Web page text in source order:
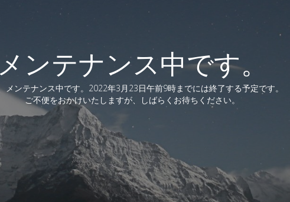
ンテナンス中です。
メンテナンス中です。2022年3月23日午前9時までには終了する予定です。
ご不便をおかけいたしますが、しばらくお待ちください。